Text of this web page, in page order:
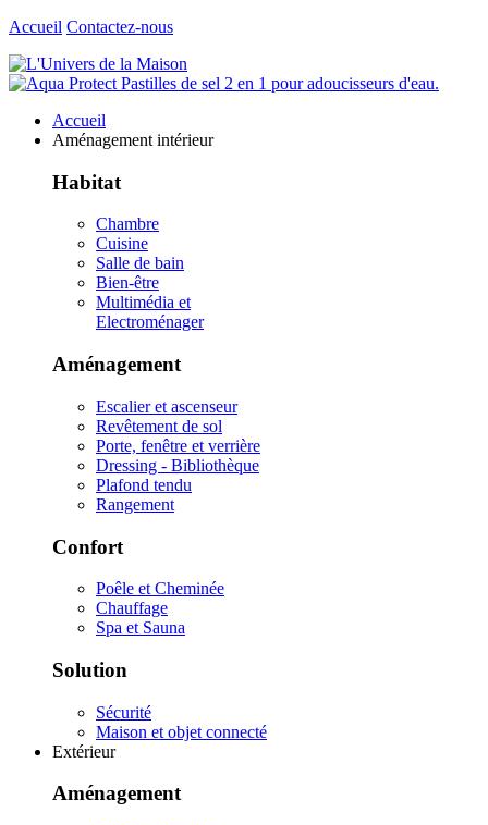
Accueil Contactez-nous
Accueil
Aménagement intérieur
Habitat
Chambre
Cuisine
Salle de bain
Bien-être
Multimédia et
Electroménager
Aménagement
Escalier et ascenseur
Revêtement de sol
Porte, fenêtre et verrière
Dressing - Bibliothèque
Plafond tendu
Rangement
Confort
Poêle et Cheminée
Chauffage
Spa et Sauna
Solution
Sécurité
Maison et objet connecté
Extérieur
Aménagement